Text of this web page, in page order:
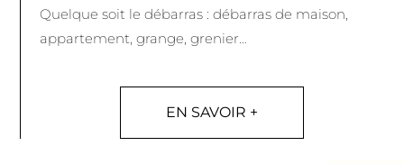
Quelque soit le débarras : débarras de maison,
appartement, grange, grenier…
EN SAVOIR +